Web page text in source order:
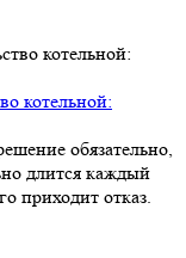
котельной:
обязательно,
длится каждый
приходит отказ.